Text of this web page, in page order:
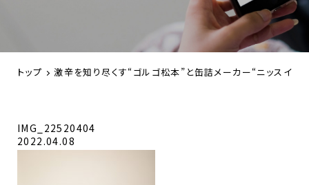
トップ 激辛を知り尽くす“ゴルゴ松本”と缶詰メーカー“ニッスイ“
IMG_22520404
2022.04.08